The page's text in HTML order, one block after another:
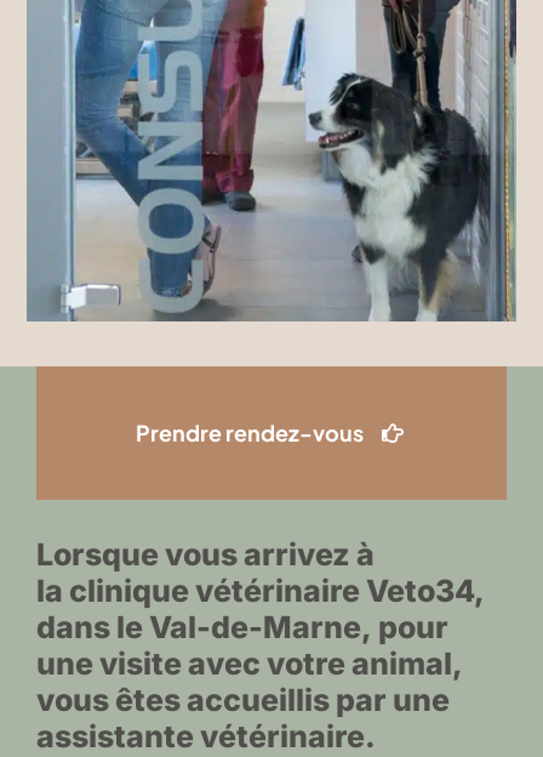
Prendre rendez-vous
Lorsque vous arrivez à
la clinique vétérinaire Veto34,
dans le Val-de-Marne, pour
une visite avec votre animal,
vous êtes accueillis par une
assistante vétérinaire.
Onrecrute
Vétérinaire, étudiant, infirmière, vous souhaitez
postuler pour un poste ou un stage !